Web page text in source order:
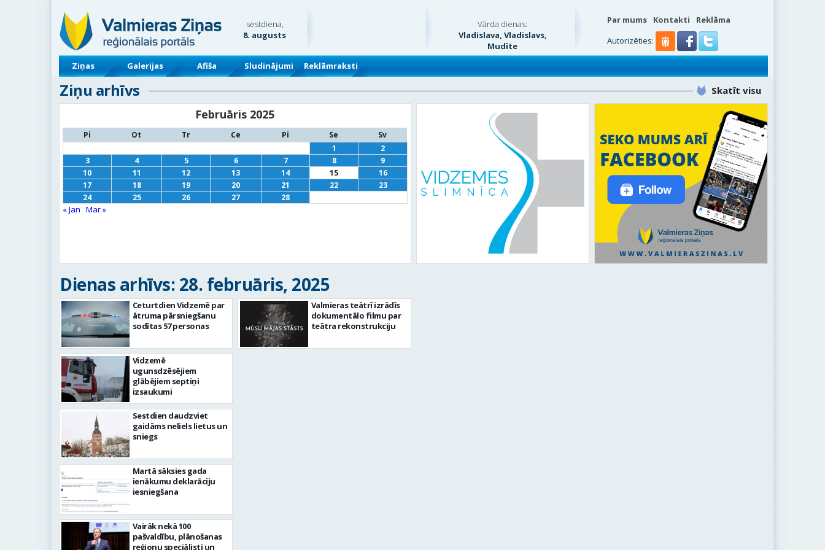
sestdiena,
8. augusts
Vārda dienas:
Vladislava, Vladislavs,
Mudīte
Par mums Kontakti
Reklāma
Autorizēties:
Ziņas Galerijas Afiša Sludinājumi Reklāmraksti
Ziņu arhīvs Skatīt visu
Februāris 2025
Pi Ot Tr Ce Pi Se
Sv
1
2
3
4 5 6 7 8
9
10
11 12 13 14 15
16
17
18 19 20 21 22
23
24
25 26 27 28
« Jan Mar »
Dienas arhīvs: 28. februāris, 2025
Ceturtdien Vidzemē par
ātruma pārsniegšanu
sodītas 57 personas
Vidzemē
ugunsdzēsējiem
glābējiem septiņi
izsaukumi
Sestdien daudzviet
gaidāms neliels lietus un
sniegs
Martā sāksies gada
ienākumu deklarāciju
iesniegšana
Vairāk nekā 100
pašvaldību, plānošanas
reģionu speciālisti un
Valmieras teātrī izrādīs
dokumentālo filmu par
teātra rekonstrukciju